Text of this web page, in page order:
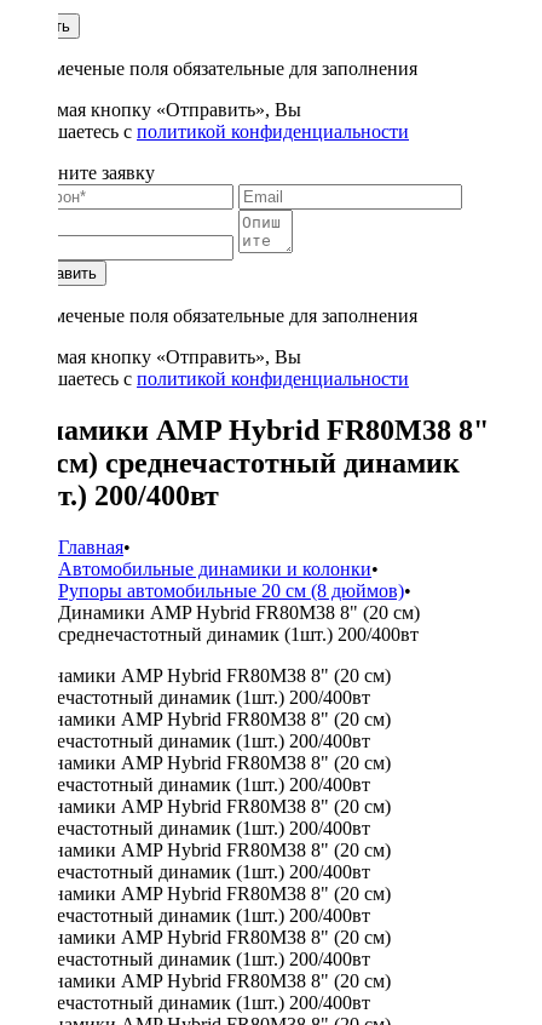
Купить
* - отмеченые поля обязательные для заполнения
Нажимая кнопку «Отправить», Вы
соглашаетесь с политикой конфиденциальности
Заполните заявку
Отправить
* - отмеченые поля обязательные для заполнения
Нажимая кнопку «Отправить», Вы
соглашаетесь с политикой конфиденциальности
Динамики AMP Hybrid FR80M38 8"
(20 см) среднечастотный динамик
(1шт.) 200/400вт
Главная•
Автомобильные динамики и колонки•
Рупоры автомобильные 20 см (8 дюймов)•
Динамики AMP Hybrid FR80M38 8" (20 см)
среднечастотный динамик (1шт.) 200/400вт